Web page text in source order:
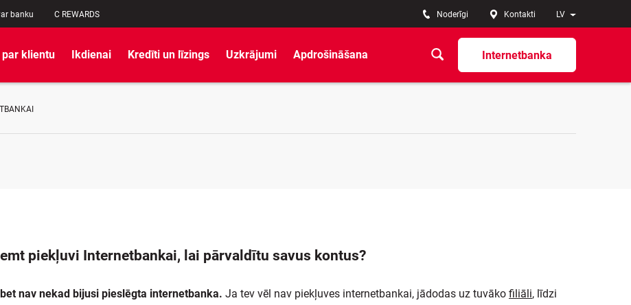
banku C REWARDS LV
Noderīgi Kontakti
Internetbanka
par klientu Ikdienai Kredīti un līzings Uzkrājumi Apdrošināšana
piekļuvi Internetbankai, lai pārvaldītu savus kontus?
nav nekad bijusi pieslēgta internetbanka. Ja tev vēl nav piekļuves internetbankai, jādodas uz tuvāko filiāli, līdzi